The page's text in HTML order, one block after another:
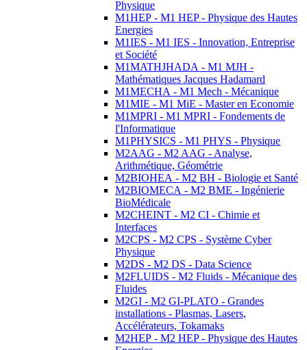
Physique
M1HEP - M1 HEP - Physique des Hautes
Energies
M1IES - M1 IES - Innovation, Entreprise
et Société
M1MATHJHADA - M1 MJH -
Mathématiques Jacques Hadamard
M1MECHA - M1 Mech - Mécanique
M1MIE - M1 MiE - Master en Economie
M1MPRI - M1 MPRI - Fondements de
l'Informatique
M1PHYSICS - M1 PHYS - Physique
M2AAG - M2 AAG - Analyse,
Arithmétique, Géométrie
M2BIOHEA - M2 BH - Biologie et Santé
M2BIOMECA - M2 BME - Ingénierie
BioMédicale
M2CHEINT - M2 CI - Chimie et
Interfaces
M2CPS - M2 CPS - Système Cyber
Physique
M2DS - M2 DS - Data Science
M2FLUIDS - M2 Fluids - Mécanique des
Fluides
M2GI - M2 GI-PLATO - Grandes
installations - Plasmas, Lasers,
Accélérateurs, Tokamaks
M2HEP - M2 HEP - Physique des Hautes